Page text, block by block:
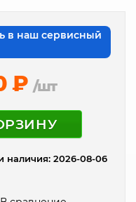
в наш сервисный
₽ /шт
наличия: 2026-08-06